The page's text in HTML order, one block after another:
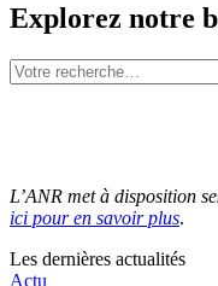
Explorez notre
L’ANR met à disposition
ici pour en savoir plus.
Les dernières actualités
Actu